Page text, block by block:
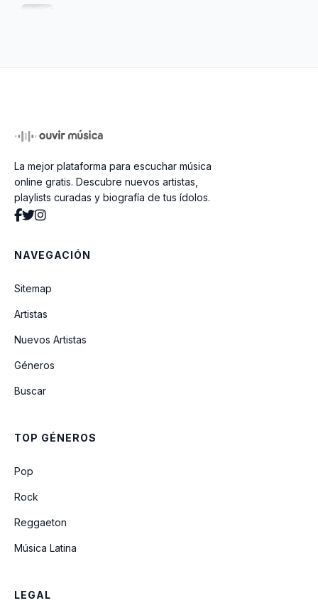
La Vida Loca
Como Te Voy A Olvidar
La mejor plataforma para escuchar música
online gratis. Descubre nuevos artistas,
playlists curadas y biografía de tus ídolos.
NAVEGACIÓN
Sitemap
Artistas
Nuevos Artistas
Géneros
Buscar
TOP GÉNEROS
Pop
Rock
Reggaeton
Música Latina
LEGAL